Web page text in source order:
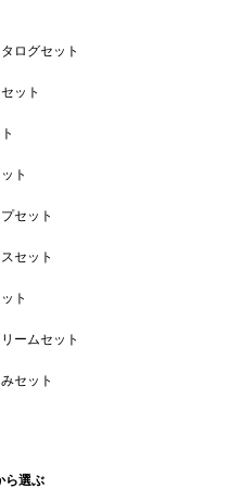
ログセット
ット
ト
セット
セット
ト
ームセット
セット
ら選ぶ